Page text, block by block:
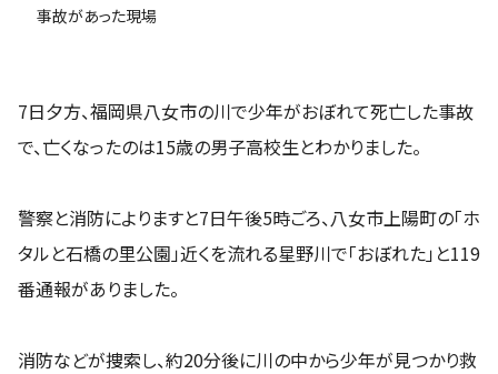
事故があった現場
7日夕方、福岡県八女市の川で少年がおぼれて死亡した事故
で、亡くなったのは15歳の男子高校生とわかりました。
警察と消防によりますと7日午後5時ごろ、八女市上陽町の「ホ
タルと石橋の里公園」近くを流れる星野川で「おぼれた」と119
番通報がありました。
消防などが捜索し、約20分後に川の中から少年が見つかり救